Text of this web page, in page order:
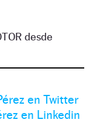
desde
en Twitter
en Linkedin